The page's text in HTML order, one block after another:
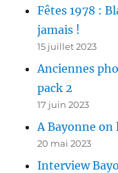
Fêtes 1978 :
jamais !
15 juillet 2023
Anciennes
pack 2
17 juin 2023
A Bayonne on
20 mai 2023
Interview